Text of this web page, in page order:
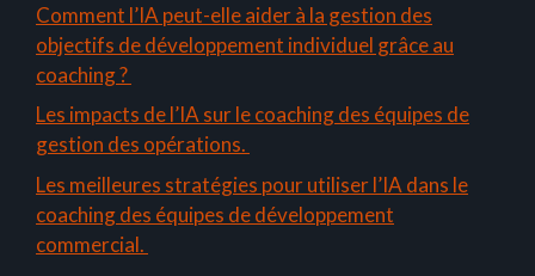
Comment l’IA peut-elle aider à la gestion des
objectifs de développement individuel grâce au
coaching ?
Les impacts de l’IA sur le coaching des équipes de
gestion des opérations.
Les meilleures stratégies pour utiliser l’IA dans le
coaching des équipes de développement
commercial.